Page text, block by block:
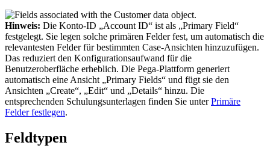
Hinweis: Die Konto-ID „Account ID“ ist als „Primary Field“
festgelegt. Sie legen solche primären Felder fest, um automatisch die
relevantesten Felder für bestimmten Case-Ansichten hinzuzufügen.
Das reduziert den Konfigurationsaufwand für die
Benutzeroberfläche erheblich. Die Pega-Plattform generiert
automatisch eine Ansicht „Primary Fields“ und fügt sie den
Ansichten „Create“, „Edit“ und „Details“ hinzu. Die
entsprechenden Schulungsunterlagen finden Sie unterPrimäre
Felder festlegen.
Feldtypen